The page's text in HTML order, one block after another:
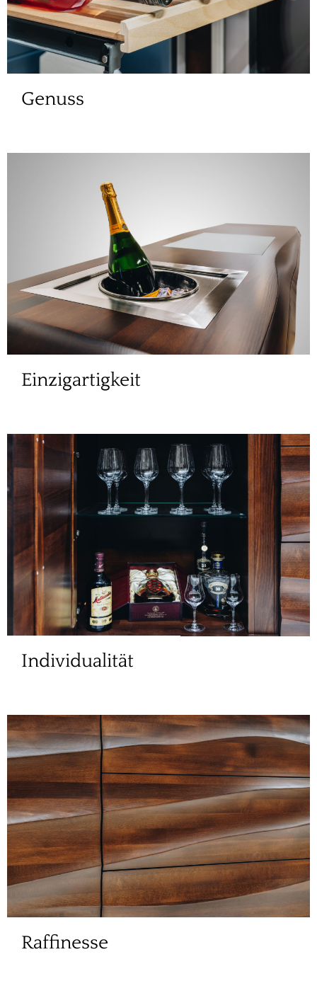
Genuss
Einzigartigkeit
Individualität
Raffinesse